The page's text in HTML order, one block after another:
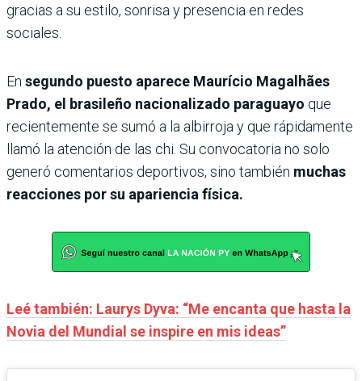
gracias a su estilo, sonrisa y presencia en redes
sociales.
En segundo puesto aparece Maurício Magalhães
Prado, el brasileño nacionalizado paraguayo que
recientemente se sumó a la albirroja y que rápidamente
llamó la atención de las chi. Su convocatoria no solo
generó comentarios deportivos, sino también muchas
reacciones por su apariencia física.
Leé también: Laurys Dyva: “Me encanta que hasta la
Novia del Mundial se inspire en mis ideas”